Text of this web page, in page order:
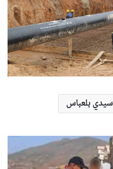
سيدي بلعباس